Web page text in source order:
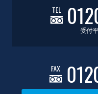
TEL
受付
FAX